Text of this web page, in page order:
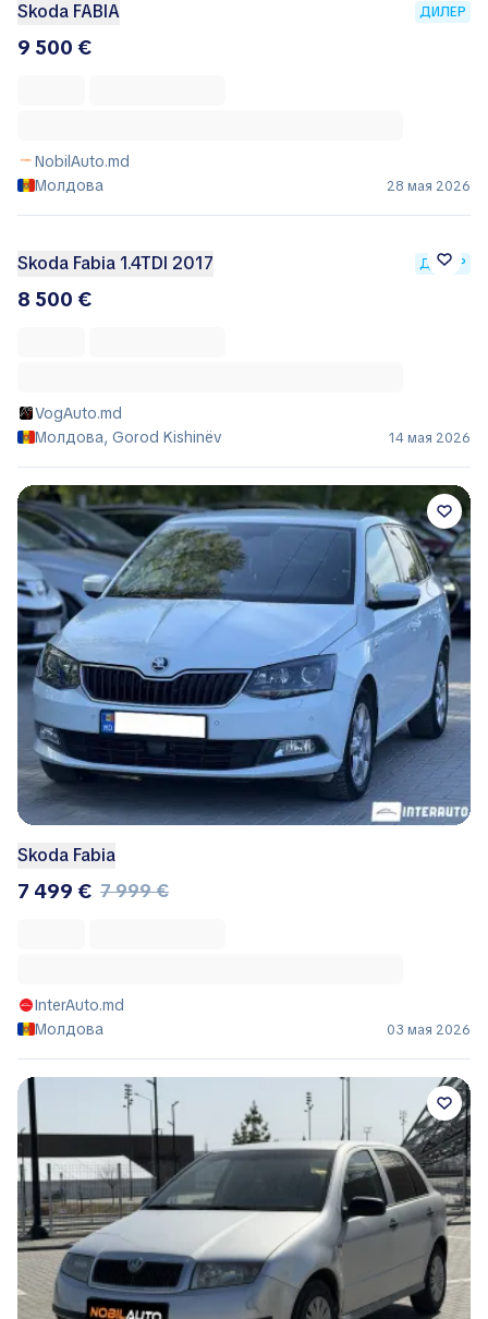
Skoda FABIA ДИЛЕР
9 500 €
NobilAuto.md
Молдова
28 мая 2026
Skoda Fabia 1.4TDI 2017 ДИЛЕР
8 500 €
VogAuto.md
Молдова, Gorod Kishinëv
14 мая 2026
Skoda Fabia
7 499 € 7 999 €
InterAuto.md